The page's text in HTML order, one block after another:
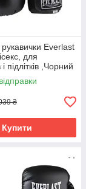
рукавички Everlast
для
і підлітків ,Чорний
₴
Купити